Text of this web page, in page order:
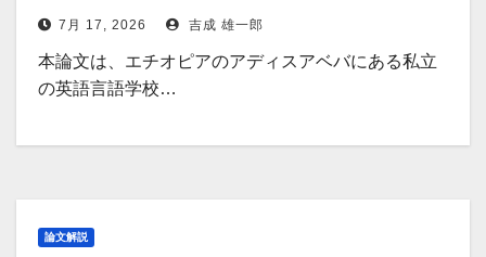
7月 17, 2026 吉成 雄一郎
本論文は、エチオピアのアディスアベバにある私立
の英語言語学校…
論文解説